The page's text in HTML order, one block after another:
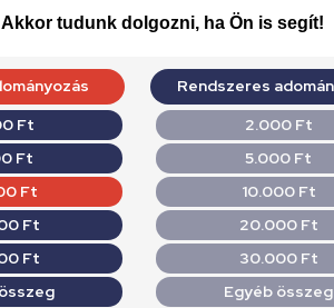
Akkor tudunk dolgozni, ha Ön is segít!